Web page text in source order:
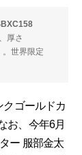
厚さ
世界限定
ゴールドカ
お、今年6月
ー 服部金太